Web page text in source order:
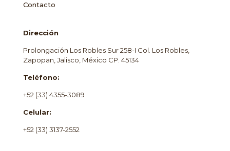
Contacto
Dirección
Prolongación Los Robles Sur 258-I Col. Los Robles,
Zapopan, Jalisco, México CP. 45134
Teléfono:
+52 (33) 4355-3089
Celular:
+52 (33) 3137-2552